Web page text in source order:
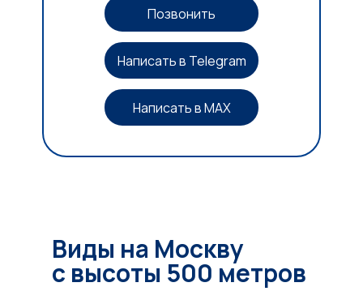
Позвонить
Написать в Telegram
Написать в MAX
Виды на Москву
с высоты 500 метров